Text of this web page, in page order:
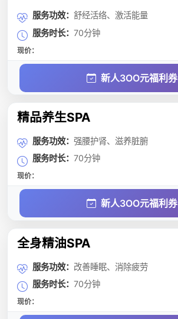
服务功效： 舒经活络、激活能量
服务时长： 70分钟
现价：
新人3OO元福利券
精品养生SPA
服务功效： 强腰护肾、滋养脏腑
服务时长： 70分钟
现价：
新人3OO元福利券
全身精油SPA
服务功效： 改善睡眠、消除疲劳
服务时长： 70分钟
现价：